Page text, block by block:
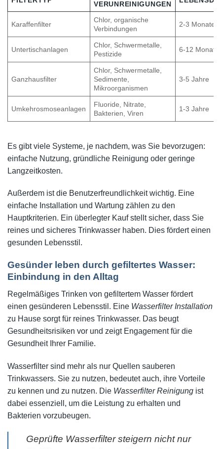
VERUNREINIGUNGEN
Karaffenfilter
Chlor, organische
Verbindungen
2-3 Monate
Untertischanlagen
Chlor, Schwermetalle,
Pestizide
6-12 Monate
Ganzhausfilter
Chlor, Schwermetalle,
Sedimente,
Mikroorganismen
3-5 Jahre
Umkehrosmoseanlagen
Fluoride, Nitrate,
Bakterien, Viren
1-3 Jahre
Es gibt viele Systeme, je nachdem, was Sie bevorzugen:
einfache Nutzung, gründliche Reinigung oder geringe
Langzeitkosten.
Außerdem ist die Benutzerfreundlichkeit wichtig. Eine
einfache Installation und Wartung zählen zu den
Hauptkriterien. Ein überlegter Kauf stellt sicher, dass Sie
reines und sicheres Trinkwasser haben. Dies fördert einen
gesunden Lebensstil.
Gesünder leben durch gefiltertes Wasser:
Einbindung in den Alltag
Regelmäßiges Trinken von gefiltertem Wasser fördert
einen gesünderen Lebensstil. Eine Wasserfilter Installation
zu Hause sorgt für reines Trinkwasser. Das beugt
Gesundheitsrisiken vor und zeigt Engagement für die
Gesundheit Ihrer Familie.
Wasserfilter sind mehr als nur Quellen sauberen
Trinkwassers. Sie zu nutzen, bedeutet auch, ihre Vorteile
zu kennen und zu nutzen. Die Wasserfilter Reinigung ist
dabei essenziell, um die Leistung zu erhalten und
Bakterien vorzubeugen.
Geprüfte Wasserfilter steigern nicht nur